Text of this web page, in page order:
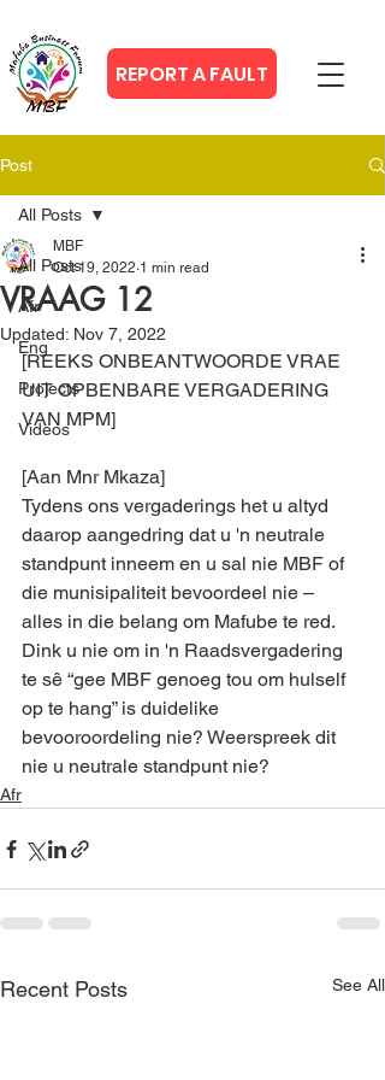
REPORT A FAULT
Post
All Posts
Afr
Eng
Projects
Videos
All Posts
VRAAG 12
MBF
Oct 19, 2022 1 min read
Updated: Nov 7, 2022
[REEKS ONBEANTWOORDE VRAE
UIT OPBENBARE VERGADERING
VAN MPM]
[Aan Mnr Mkaza]
Tydens ons vergaderings het u altyd
daarop aangedring dat u 'n neutrale
standpunt inneem en u sal nie MBF of
die munisipaliteit bevoordeel nie –
alles in die belang om Mafube te red.
Dink u nie om in 'n Raadsvergadering
te sê “gee MBF genoeg tou om hulself
op te hang” is duidelike
bevooroordeling nie? Weerspreek dit
nie u neutrale standpunt nie?
Afr
Recent Posts See All